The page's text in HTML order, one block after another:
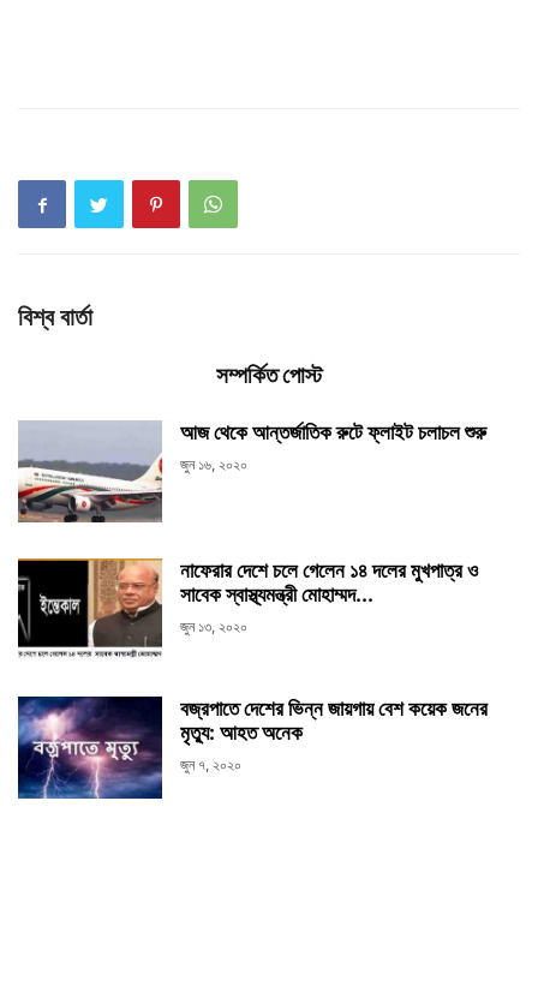
বিশ্ব বার্তা
সম্পর্কিত পোস্ট
আজ থেকে আন্তর্জাতিক রুটে ফ্লাইট চলাচল শুরু
জুন ১৬, ২০২০
নাফেরার দেশে চলে গেলেন ১৪ দলের মুখপাত্র ও
সাবেক স্বাস্থ্যমন্ত্রী মোহাম্মদ...
জুন ১৩, ২০২০
বজ্রপাতে দেশের ভিন্ন জায়গায় বেশ কয়েক জনের
মৃত্যু: আহত অনেক
জুন ৭, ২০২০